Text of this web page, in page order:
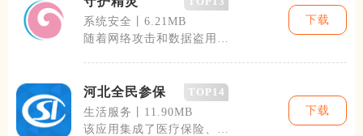
系统安全丨6.21MB
随着网络攻击和数据盗用事
下载
河北全民参保
TOP14
生活服务丨11.90MB
该应用集成了医疗保险、养
下载